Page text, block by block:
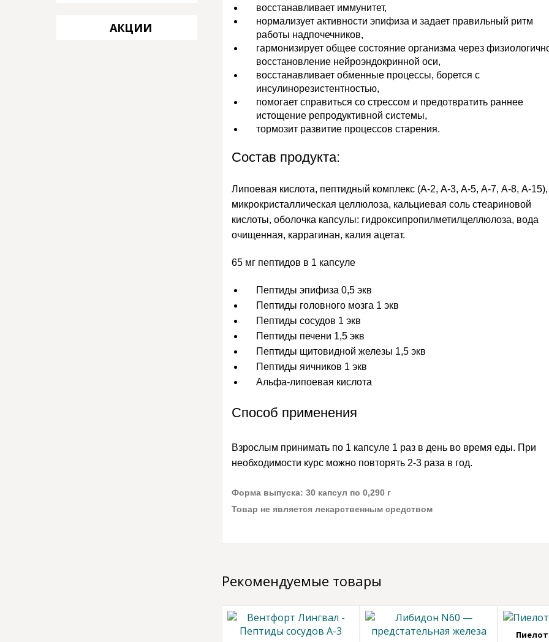
АКЦИИ
восстанавливает иммунитет,
нормализует активности эпифиза и задает правильный ритм
работы надпочечников,
гармонизирует общее состояние организма через
восстановление нейроэндокринной оси,
восстанавливает обменные процессы, борется с
инсулинорезистентностью,
помогает справиться со стрессом и предотвратить раннее
истощение репродуктивной системы,
тормозит развитие процессов старения.
Состав продукта:
Липоевая кислота, пептидный комплекс (А-2, А-3, А-5, А-7, А-8, А-15),
микрокристаллическая целлюлоза, кальциевая соль стеариновой
кислоты, оболочка капсулы: гидроксипропилметилцеллюлоза, вода
очищенная, каррагинан, калия ацетат.
65 мг пептидов в 1 капсуле
Пептиды эпифиза 0,5 экв
Пептиды головного мозга 1 экв
Пептиды сосудов 1 экв
Пептиды печени 1,5 экв
Пептиды щитовидной железы 1,5 экв
Пептиды яичников 1 экв
Альфа-липоевая кислота
Способ применения
Взрослым принимать по 1 капсуле 1 раз в день во время еды. При
необходимости курс можно повторять 2-3 раза в год.
Форма выпуска: 30 капсул по 0,290 г
Товар не является лекарственным средством
Рекомендуемые товары